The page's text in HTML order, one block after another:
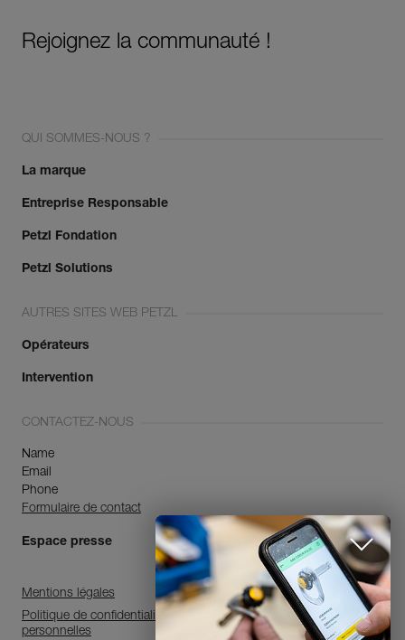
Rejoignez la communauté !
QUI SOMMES-NOUS ?
La marque
Entreprise Responsable
Petzl Fondation
Petzl Solutions
AUTRES SITES WEB PETZL
Opérateurs
Intervention
CONTACTEZ-NOUS
Name
Email
Phone
Formulaire de contact
Espace presse
Mentions légales
Politique de confidentialité et de traitement des données
personnelles